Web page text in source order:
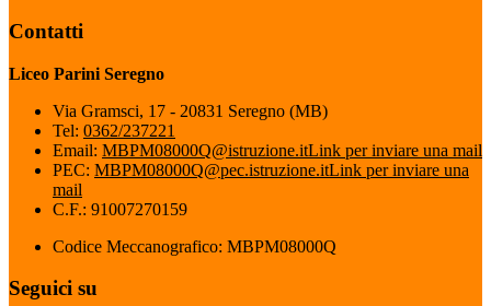
Contatti
Liceo Parini Seregno
Via Gramsci, 17 - 20831 Seregno (MB)
Tel: 0362/237221
Email: MBPM08000Q@istruzione.itLink per inviare una mail
PEC: MBPM08000Q@pec.istruzione.itLink per inviare una
mail
C.F.: 91007270159
Codice Meccanografico: MBPM08000Q
Seguici su